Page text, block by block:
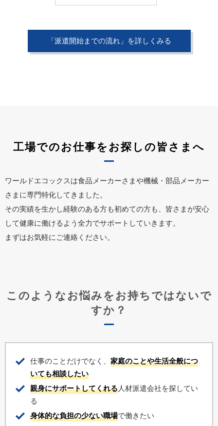
「派遣開始までの流れ」を詳しくみる
工場でのお仕事をお探しの皆さまへ
ワールドエコックスは食品メーカーさまや機械・部品メーカー
さまに専門特化してきました。
その実績を生かし経験のある方も初めての方も、皆さまが安心
して健康に働けるよう全力でサポートしていきます。
まずはお気軽にご連絡ください。
このようなお悩みをお持ちではないで
すか？
仕事のことだけでなく、 家庭のことや生活全般につ
いても相談したい
親身にサポートしてくれる人材派遣会社を探してい
る
身体的な負担の少ない職場で働きたい